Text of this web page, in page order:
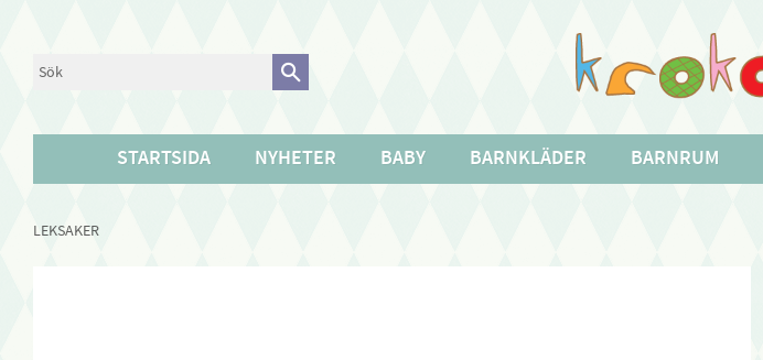
STARTSIDA NYHETER BABY BARNKLÄDER BARNRUM
LEKSAKER